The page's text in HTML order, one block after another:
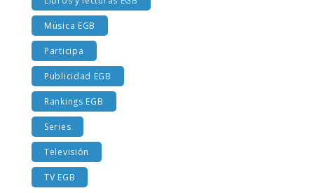
Libros y lecturas EGB
Música EGB
Participa
Publicidad EGB
Rankings EGB
Series
Televisión
TV EGB